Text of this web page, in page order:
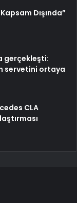
Dışında”
gerçekleşti:
servetini ortaya
CLA